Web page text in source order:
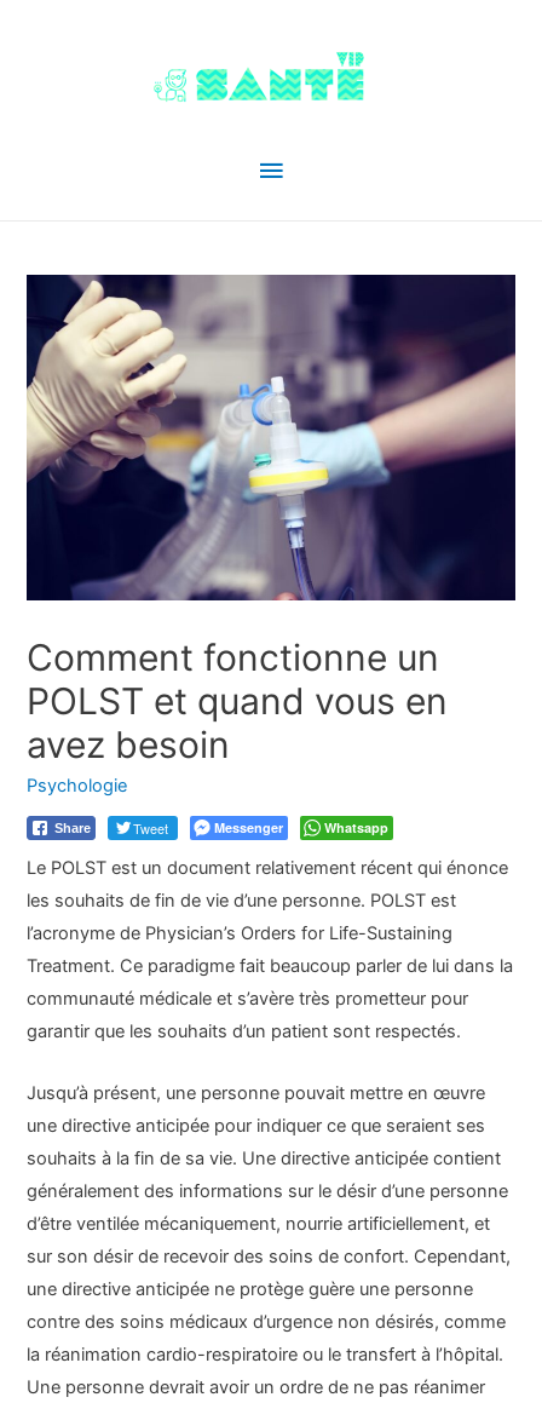
Menu
Comment fonctionne un
POLST et quand vous en
avez besoin
Psychologie
Share Tweet Messenger Whatsapp
Le POLST est un document relativement récent qui énonce
les souhaits de fin de vie d’une personne. POLST est
l’acronyme de Physician’s Orders for Life-Sustaining
Treatment. Ce paradigme fait beaucoup parler de lui dans la
communauté médicale et s’avère très prometteur pour
garantir que les souhaits d’un patient sont respectés.
Jusqu’à présent, une personne pouvait mettre en œuvre
une directive anticipée pour indiquer ce que seraient ses
souhaits à la fin de sa vie. Une directive anticipée contient
généralement des informations sur le désir d’une personne
d’être ventilée mécaniquement, nourrie artificiellement, et
sur son désir de recevoir des soins de confort. Cependant,
une directive anticipée ne protège guère une personne
contre des soins médicaux d’urgence non désirés, comme
la réanimation cardio-respiratoire ou le transfert à l’hôpital.
Une personne devrait avoir un ordre de ne pas réanimer